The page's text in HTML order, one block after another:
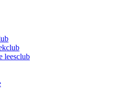
leesclub